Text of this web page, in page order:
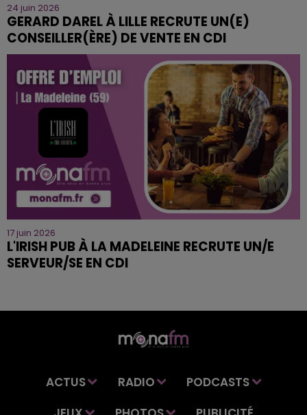
24 juin 2026
GERARD DAREL À LILLE RECRUTE UN(E)
CONSEILLER(ÈRE) DE VENTE EN CDI
17 juin 2026
L'IRISH PUB À LA MADELEINE RECRUTE UN/E
SERVEUR/SE EN CDI
ACTUS RADIO
PODCASTS